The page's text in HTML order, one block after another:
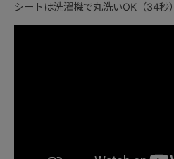
シートは洗濯機で丸洗いOK（34秒）